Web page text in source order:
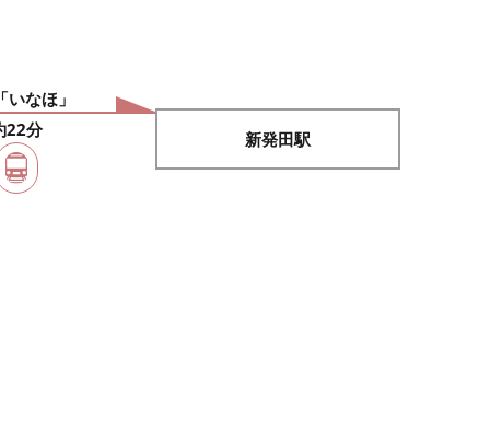
いなほ」
22分
新発田駅